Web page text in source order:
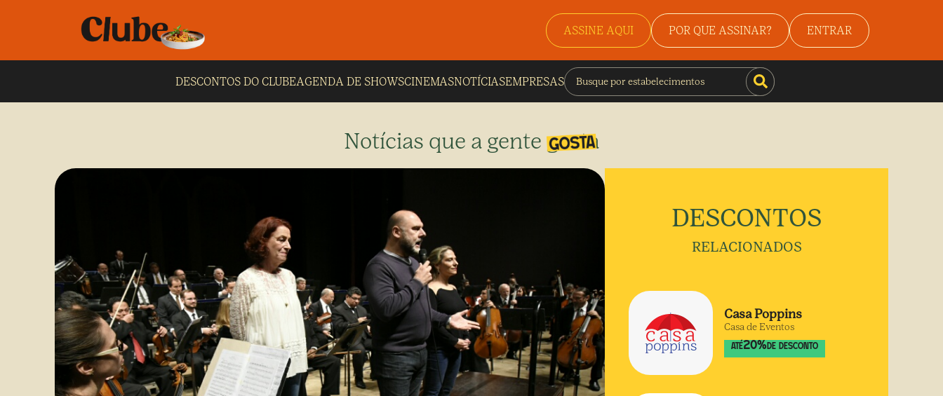
ASSINE AQUI POR QUE ASSINAR? ENTRAR
DESCONTOS DO CLUBEAGENDA DE SHOWSCINEMASNOTÍCIASEMPRESAS
Notícias que a gente gosta
DESCONTOS
RELACIONADOS
Casa Poppins
Casa de Eventos
ATÉ20%DE DESCONTO